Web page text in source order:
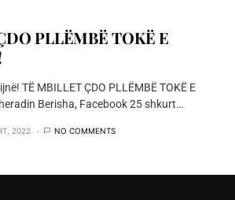
PLLËMBË TOKË E
TË MBILLET ÇDO PLLËMBË TOKË E
Berisha, Facebook 25 shkurt…
2022 NO COMMENTS